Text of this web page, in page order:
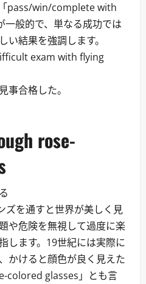
pass/win/complete with
般的で、単なる成功では
い結果を強調します。
exam with flying
事合格した。
rose-
ズを通すと世界が美しく見
や危険を無視して過度に楽
します。19世紀には実際に
かけると顔色が良く見えた
colored glasses」とも言